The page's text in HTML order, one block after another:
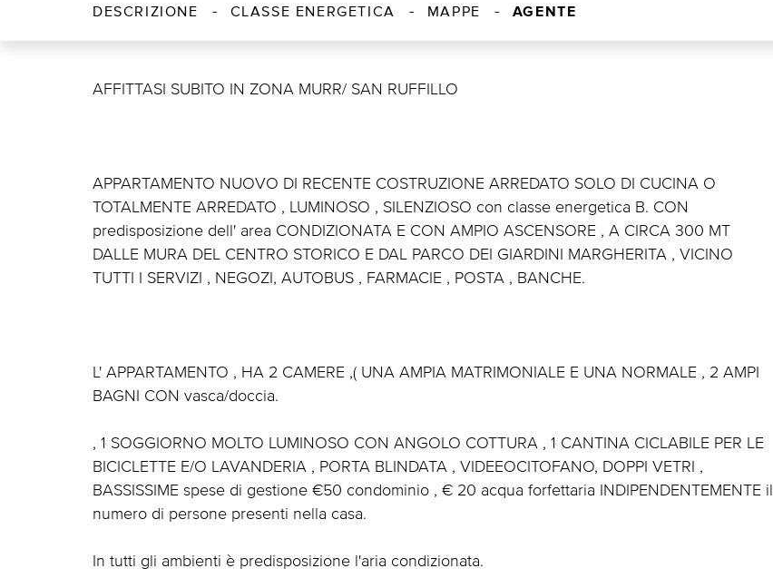
DESCRIZIONE CLASSE ENERGETICA MAPPE AGENTE
AFFITTASI SUBITO IN ZONA MURR/ SAN RUFFILLO
APPARTAMENTO NUOVO DI RECENTE COSTRUZIONE ARREDATO SOLO DI CUCINA O
TOTALMENTE ARREDATO , LUMINOSO , SILENZIOSO con classe energetica B. CON
predisposizione dell' area CONDIZIONATA E CON AMPIO ASCENSORE , A CIRCA 300 MT
DALLE MURA DEL CENTRO STORICO E DAL PARCO DEI GIARDINI MARGHERITA , VICINO
TUTTI I SERVIZI , NEGOZI, AUTOBUS , FARMACIE , POSTA , BANCHE.
L' APPARTAMENTO , HA 2 CAMERE ,( UNA AMPIA MATRIMONIALE E UNA NORMALE , 2 AMPI
BAGNI CON vasca/doccia.
, 1 SOGGIORNO MOLTO LUMINOSO CON ANGOLO COTTURA , 1 CANTINA CICLABILE PER LE
BICICLETTE E/O LAVANDERIA , PORTA BLINDATA , VIDEEOCITOFANO, DOPPI VETRI ,
BASSISSIME spese di gestione €50 condominio , € 20 acqua forfettaria INDIPENDENTEMENTE il
numero di persone presenti nella casa.
In tutti gli ambienti è predisposizione l'aria condizionata.